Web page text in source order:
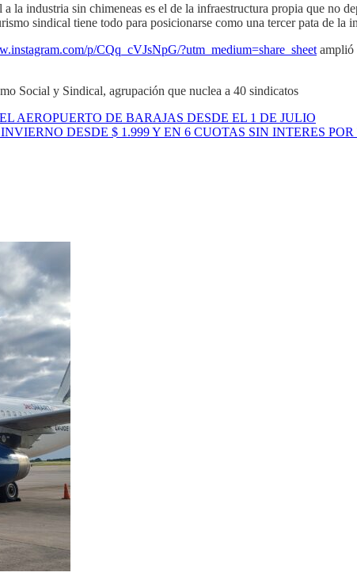
la industria sin chimeneas es el de la infraestructura propia que no
sindical tiene todo para posicionarse como una tercer pata de la
p/CQq_cVJsNpG/?utm_medium=share_sheet amplió
Social y Sindical, agrupación que nuclea a 40 sindicatos
AEROPUERTO DE BARAJAS DESDE EL 1 DE JULIO
DESDE $ 1.999 Y EN 6 CUOTAS SIN INTERES